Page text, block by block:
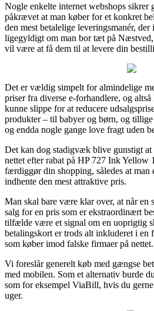
Nogle enkelte internet webshops sikrer
påkrævet at man køber for et konkret
den mest betalelige leveringsmanér,
ligegyldigt om man bor tæt på
vil være at få dem til at levere din
Det er vældig simpelt for almindelige
priser fra diverse e-forhandlere, og
kunne slippe for at reducere
produkter – til babyer og børn, og
og endda nogle gange love fragt uden
Det kan dog stadigvæk blive gunstigt
nettet efter rabat på HP 727 Ink
færdiggør din shopping, således at man
indhente den mest attraktive pris.
Man skal bare være klar over, at når en
salg for en pris som er ekstraordinært
tilfælde være et signal om en uoprigtig
betalingskort er trods alt inkluderet i
som køber imod falske firmaer på nettet.
Vi foreslår generelt køb med gængse
med mobilen. Som et alternativ burde
som for eksempel ViaBill, hvis du
uger.